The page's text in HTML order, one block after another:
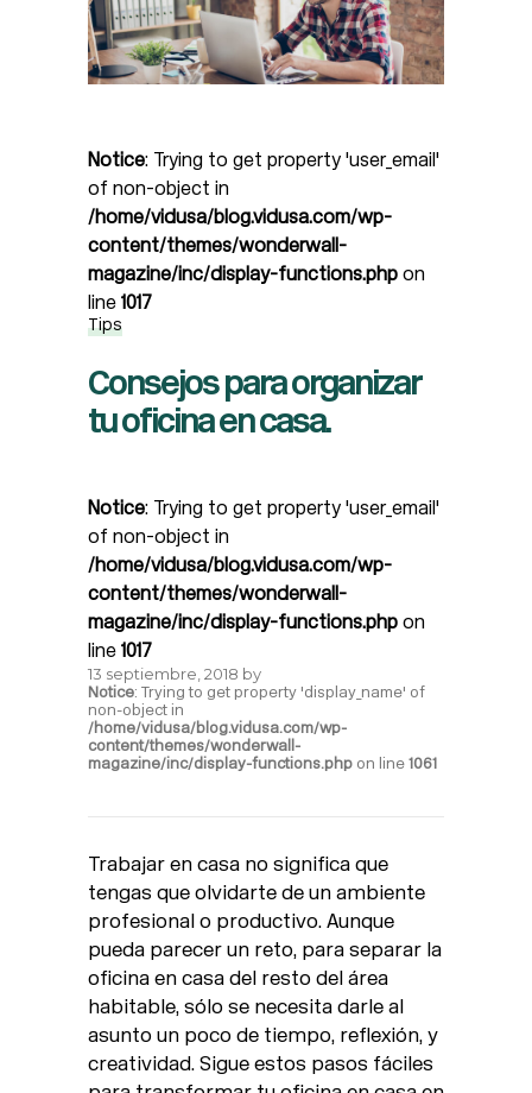
Notice: Trying to get property 'user_email'
of non-object in
/home/vidusa/blog.vidusa.com/wp-
content/themes/wonderwall-
magazine/inc/display-functions.php on
line 1017
Tips
Consejos para organizar
tu oficina en casa.
Notice: Trying to get property 'user_email'
of non-object in
/home/vidusa/blog.vidusa.com/wp-
content/themes/wonderwall-
magazine/inc/display-functions.php on
line 1017
13 septiembre, 2018 by
Notice: Trying to get property 'display_name' of
non-object in
/home/vidusa/blog.vidusa.com/wp-
content/themes/wonderwall-
magazine/inc/display-functions.php on line 1061
Trabajar en casa no significa que
tengas que olvidarte de un ambiente
profesional o productivo. Aunque
pueda parecer un reto, para separar la
oficina en casa del resto del área
habitable, sólo se necesita darle al
asunto un poco de tiempo, reflexión, y
creatividad. Sigue estos pasos fáciles